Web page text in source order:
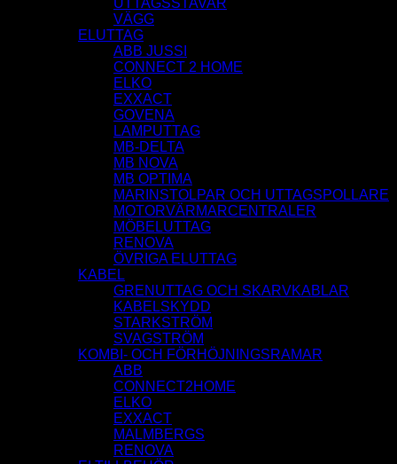
UTTAGSSTAVAR
VÄGG
ELUTTAG
ABB JUSSI
CONNECT 2 HOME
ELKO
EXXACT
GOVENA
LAMPUTTAG
MB-DELTA
MB NOVA
MB OPTIMA
MARINSTOLPAR OCH UTTAGSPOLLARE
MOTORVÄRMARCENTRALER
MÖBELUTTAG
RENOVA
ÖVRIGA ELUTTAG
KABEL
GRENUTTAG OCH SKARVKABLAR
KABELSKYDD
STARKSTRÖM
SVAGSTRÖM
KOMBI- OCH FÖRHÖJNINGSRAMAR
ABB
CONNECT2HOME
ELKO
EXXACT
MALMBERGS
RENOVA